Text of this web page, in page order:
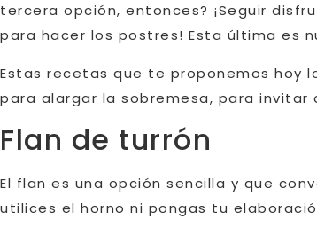
tercera opción, entonces? ¡Seguir
para hacer los postres! Esta última es
Estas recetas que te proponemos hoy
para alargar la sobremesa, para
Flan de turrón
El flan es una opción sencilla y que
utilices el horno ni pongas tu